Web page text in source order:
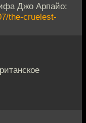
Джо Арпайо:
the-cruelest-